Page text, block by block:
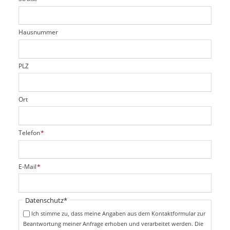
t
r
e
d
c
t
f
e
d
Hausnummer
PLZ
Ort
P
f
i
c
t
f
Telefon*
P
f
i
E-Mail*
Pflichtfeld
Datenschutz*
Ich stimme zu, dass meine Angaben aus dem Kontaktformular zur
Beantwortung meiner Anfrage erhoben und verarbeitet werden. Die